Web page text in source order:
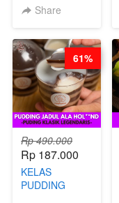
VIRAL ALA
STEPHANIE
Share
Rp 490.000
Rp 187.000
KELAS
PUDDING
61%